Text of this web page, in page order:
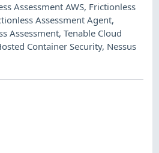
Assessment AWS, Frictionless
Assessment Agent,
Assessment,Tenable Cloud
Container Security, Nessus